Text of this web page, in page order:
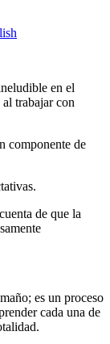
en el
trabajar con
componente de
de que la
es un proceso
cada una de